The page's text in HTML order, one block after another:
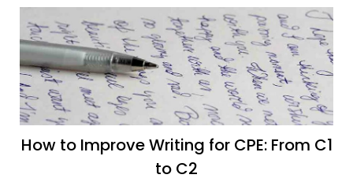
How to Improve Writing for CPE: From C1
to C2